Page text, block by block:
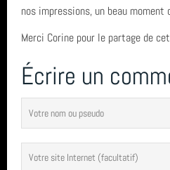
nos impressions, un beau moment
Merci Corine pour le partage de
Écrire un